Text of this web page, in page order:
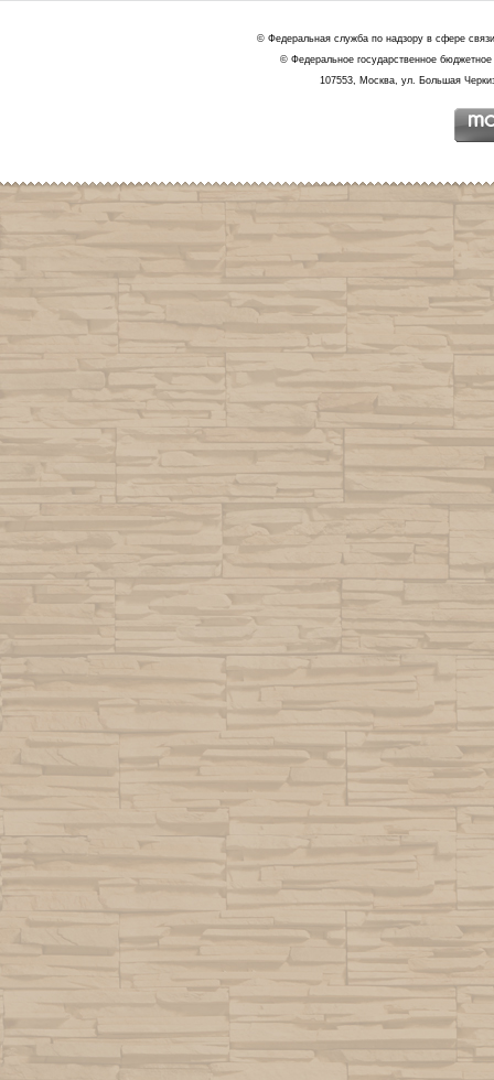
© Федеральная служба по надзору в сфере
© Федеральное государственное
107553, Москва, ул. Большая